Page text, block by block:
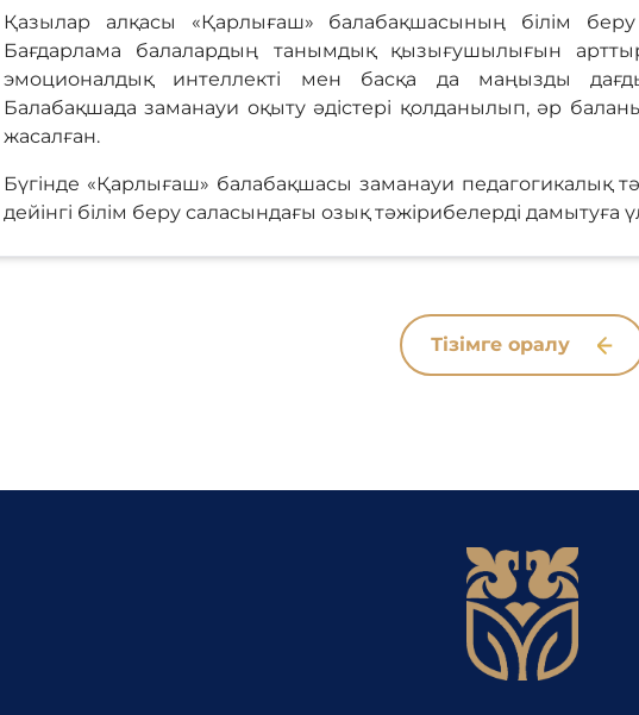
Қазылар алқасы «Қарлығаш» балабақшасының білім
Бағдарлама балалардың танымдық қызығушылығын
эмоционалдық интеллекті мен басқа да маңызды
Балабақшада заманауи оқыту әдістері қолданылып, әр
жасалған.
Бүгінде «Қарлығаш» балабақшасы заманауи педагогикалық
дейінгі білім беру саласындағы озық тәжірибелерді дамытуға
Тізімге оралу